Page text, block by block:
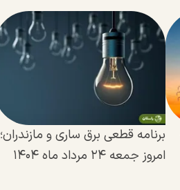
برنامه قطعی برق ساری و مازندران؛
امروز جمعه ۲۴ مرداد ماه ۱۴۰۴